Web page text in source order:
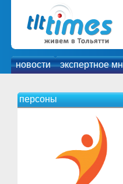
новости экспертное
персоны